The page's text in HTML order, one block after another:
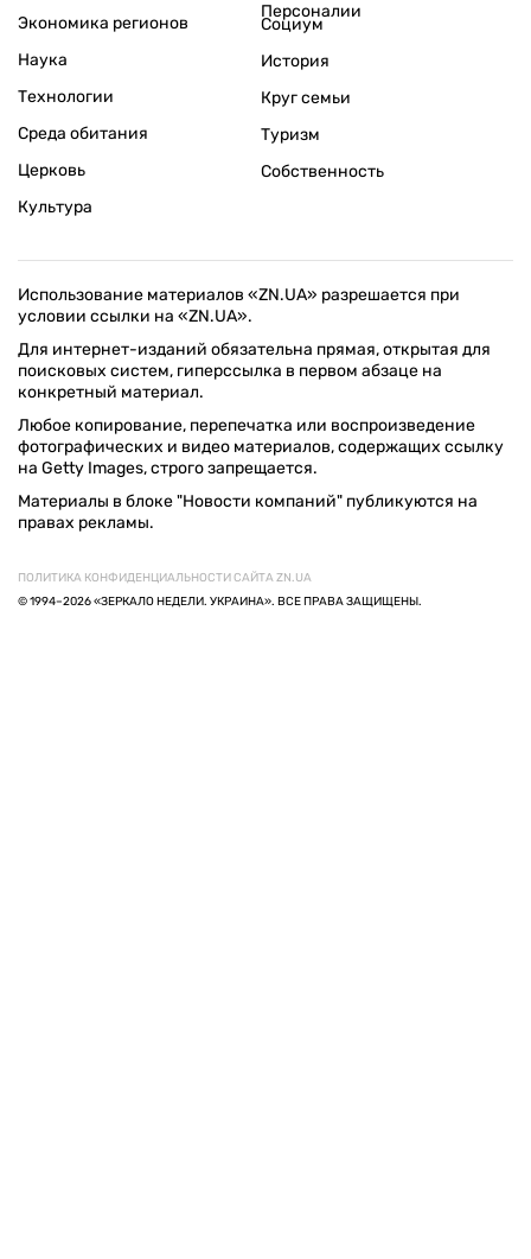
Экономика регионов
Персоналии
Наука
Технологии
Среда обитания
Церковь
Культура
Социум
История
Круг семьи
Туризм
Собственность
Использование материалов «ZN.UA» разрешается при
условии ссылки на «ZN.UA».
Для интернет-изданий обязательна прямая, открытая для
поисковых систем, гиперссылка в первом абзаце на
конкретный материал.
Любое копирование, перепечатка или воспроизведение
фотографических и видео материалов, содержащих ссылку
на Getty Images, строго запрещается.
Материалы в блоке "Новости компаний" публикуются на
правах рекламы.
ПОЛИТИКА КОНФИДЕНЦИАЛЬНОСТИ САЙТА ZN.UA
© 1994–2026 «ЗЕРКАЛО НЕДЕЛИ. УКРАИНА». ВСЕ ПРАВА ЗАЩИЩЕНЫ.